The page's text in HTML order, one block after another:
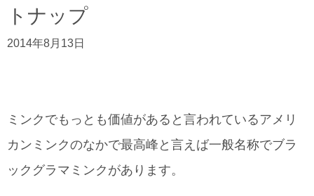
トナップ
2014年8月13日
ミンクでもっとも価値があると言われているアメリ
カンミンクのなかで最高峰と言えば一般名称でブラ
ックグラマミンクがあります。